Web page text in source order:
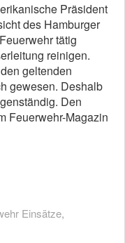
Präsident
des Hamburger
tätig
reinigen.
geltenden
gewesen. Deshalb
Den
Feuerwehr-Magazin
Einsätze,